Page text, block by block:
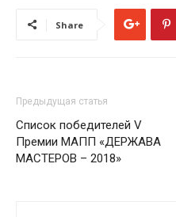
Share
Предыдущая статья
Список победителей V
Премии МАПП «ДЕРЖАВА
МАСТЕРОВ – 2018»